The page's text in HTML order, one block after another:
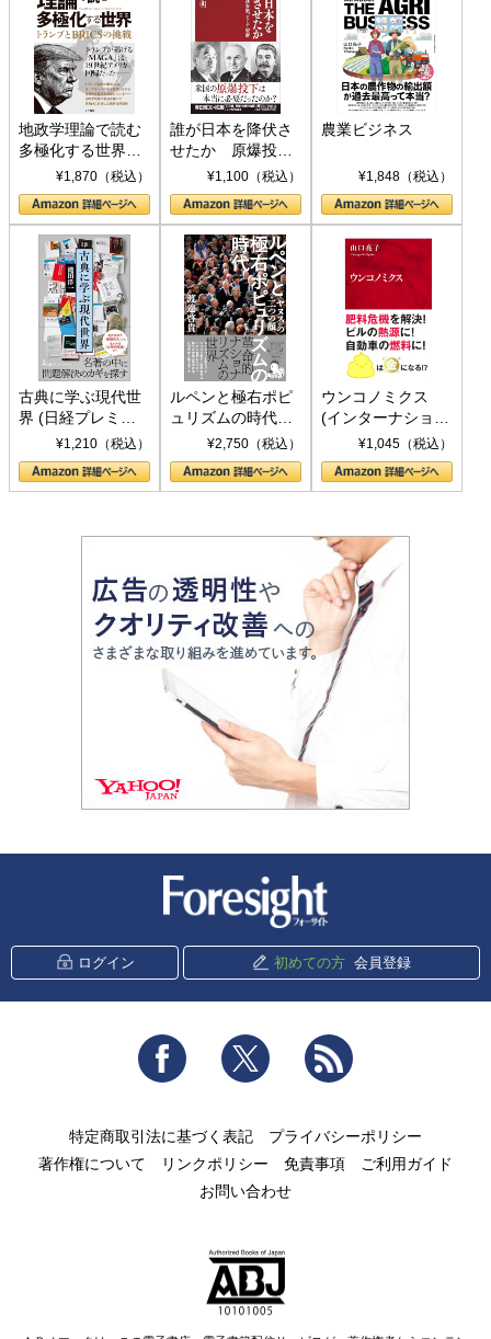
地政学理論で読む
多極化する世界：
トランプとBRICS
の挑戦
¥1,870（税込）
誰が日本を降伏さ
せたか 原爆投
下、ソ連参戦、そ
して聖断 (PHP新
書)
¥1,100（税込）
農業ビジネス
¥1,848（税込）
古典に学ぶ現代世
界 (日経プレミア
シリーズ)¥1,210（税込）
ルペンと極右ポピ
ュリズムの時代：
〈ヤヌス〉の二つ
の顔
¥2,750（税込）
ウンコノミクス
(インターナショナ
ル新書)¥1,045（税込）
ログイン 初めての方 会員登録
Facebook Twitter
特定商取引法に基づく表記
プライバシーポリシー
著作権について
リンクポリシー 免責事項
ご利用ガイド
お問い合わせ